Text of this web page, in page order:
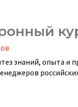
знаний, опыта и